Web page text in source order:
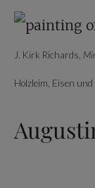
J. Kirk Richards,
Holzleim, Eisen